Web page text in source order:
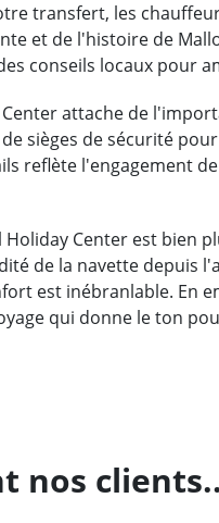
transfert, les
et de l'histoire de
conseils locaux pour
attache de
sièges de sécurité
reflète l'engagement
Center est bien
de la navette depuis
est inébranlable. En
qui donne le ton
nos